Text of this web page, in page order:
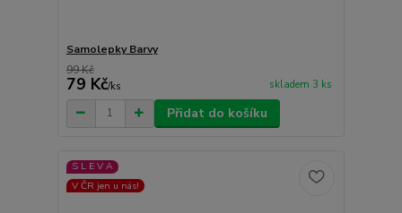
Samolepky Barvy
99 Kč
79 Kč/ks skladem 3 ks
Přidat do košíku
S L E V A
V ČR jen u nás!